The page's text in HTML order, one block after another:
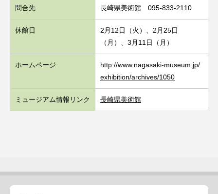
問合先 長崎県美術館 095-833-2110
休館日
2月12日（火）、2月25日
（月）、3月11日（月）
ホームページ
http://www.nagasaki-museum.jp/
exhibition/archives/1050
ミュージアム情報リンク 長崎県美術館